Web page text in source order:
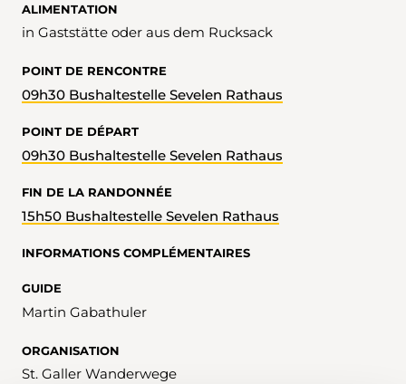
ALIMENTATION
in Gaststätte oder aus dem Rucksack
POINT DE RENCONTRE
09h30 Bushaltestelle Sevelen Rathaus
POINT DE DÉPART
09h30 Bushaltestelle Sevelen Rathaus
FIN DE LA RANDONNÉE
15h50 Bushaltestelle Sevelen Rathaus
INFORMATIONS COMPLÉMENTAIRES
GUIDE
Martin Gabathuler
ORGANISATION
St. Galler Wanderwege